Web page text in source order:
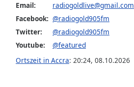
subtitles
settings
opens
settings
dialog
Email:
radiogoldlive@gmail.com
Facebook: @radiogold905fm
Twitter:
@radiogold905fm
Youtube:
@featured
Ortszeit in Accra: 20:24, 08.10.2026